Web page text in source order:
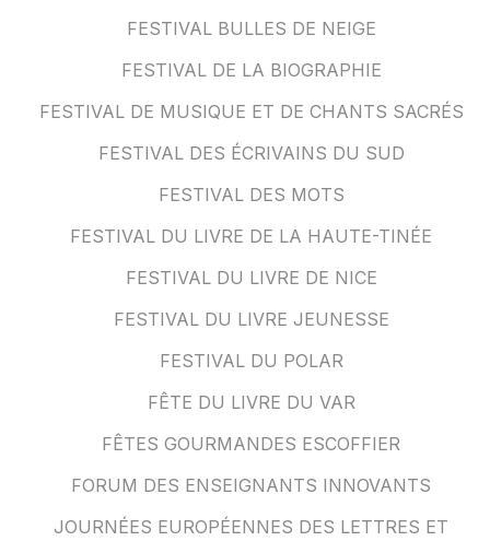
FESTIVAL BULLES DE NEIGE
FESTIVAL DE LA BIOGRAPHIE
FESTIVAL DE MUSIQUE ET DE CHANTS SACRÉS
FESTIVAL DES ÉCRIVAINS DU SUD
FESTIVAL DES MOTS
FESTIVAL DU LIVRE DE LA HAUTE-TINÉE
FESTIVAL DU LIVRE DE NICE
FESTIVAL DU LIVRE JEUNESSE
FESTIVAL DU POLAR
FÊTE DU LIVRE DU VAR
FÊTES GOURMANDES ESCOFFIER
FORUM DES ENSEIGNANTS INNOVANTS
JOURNÉES EUROPÉENNES DES LETTRES ET